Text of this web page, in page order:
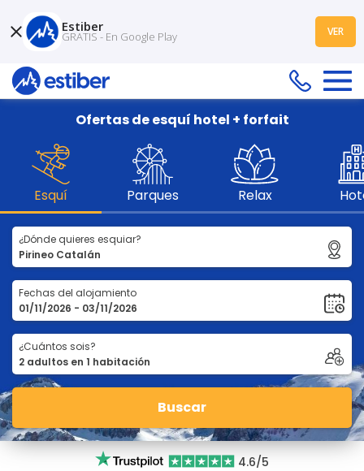
Ofertas de esquí hotel + forfait
Esquí Parques Relax
¿Dónde quieres esquiar?
Fechas del alojamiento
¿Cuántos sois?
Buscar
4.6/5
Estiber
GRATIS - En Google Play VER